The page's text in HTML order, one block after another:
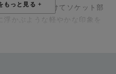
にくぼみを設けてソケット部
かぶような軽やかな印象を